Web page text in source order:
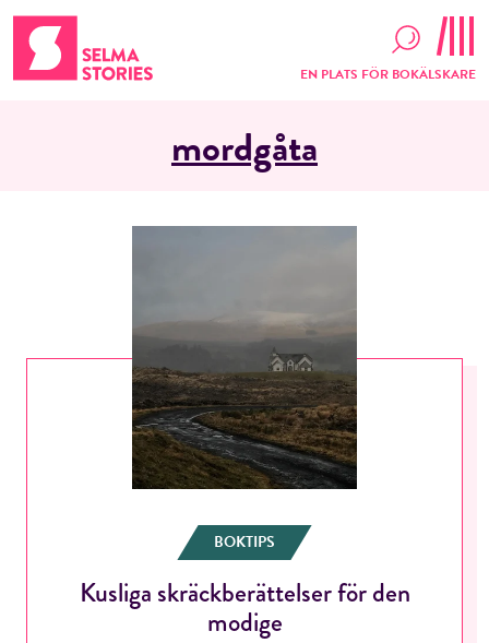
EN PLATS FÖR BOKÄLSKARE
mordgåta
BOKTIPS
Kusliga skräckberättelser för den
modige